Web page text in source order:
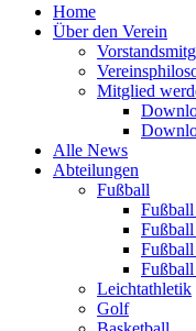
Home
Über den Verein
Mitglied
Alle News
Abteilungen
Fußball
Fußball
Leichtathletik
Golf